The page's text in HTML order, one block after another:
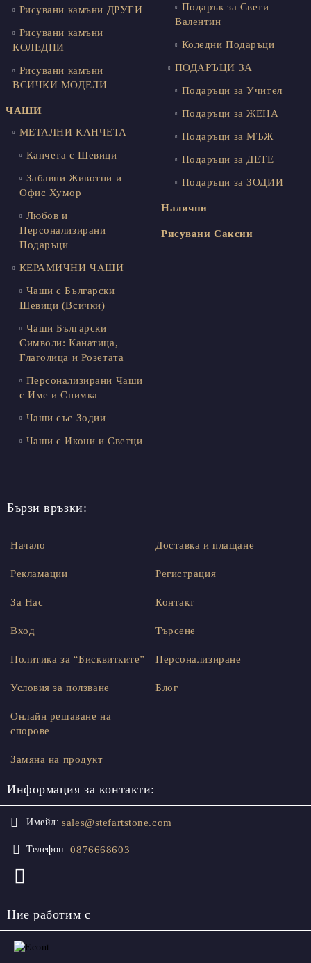
Рисувани камъни ДРУГИ
Рисувани камъни
КОЛЕДНИ
Рисувани камъни
ВСИЧКИ МОДЕЛИ
ЧАШИ
МЕТАЛНИ КАНЧЕТА
Канчета с Шевици
Забавни Животни и
Офис Хумор
Любов и
Персонализирани
Подаръци
КЕРАМИЧНИ ЧАШИ
Чаши с Български
Шевици (Всички)
Чаши Български
Символи: Канатица,
Глаголица и Розетата
Персонализирани Чаши
с Име и Снимка
Чаши със Зодии
Чаши с Икони и Светци
Подарък за Свети
Валентин
Коледни Подаръци
ПОДАРЪЦИ ЗА
Подаръци за Учител
Подаръци за ЖЕНА
Подаръци за МЪЖ
Подаръци за ДЕТЕ
Подаръци за ЗОДИИ
Налични
Рисувани Саксии
Бързи връзки:
Начало
Рекламации
За Нас
Вход
Доставка и плащане
Регистрация
Контакт
Търсене
Политика за “Бисквитките”
Условия за ползване
Онлайн решаване на
спорове
Замяна на продукт
Персонализиране
Блог
Информация за контакти:
Имейл: sales@stefartstone.com
Телефон: 0876668603
Ние работим с